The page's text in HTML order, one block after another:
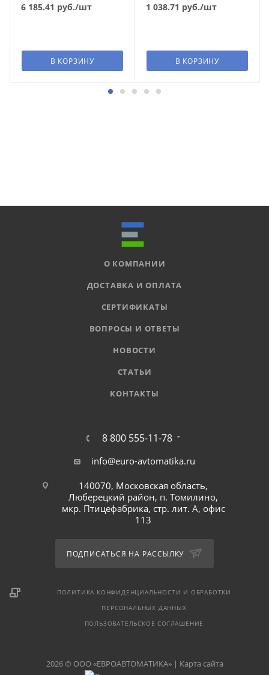
6 185.41 руб./шт
В КОРЗИНУ
1 038.71 руб./шт
В КОРЗИНУ
О КОМПАНИИ
ДОСТАВКА И ОПЛАТА
СЕРТИФИКАТЫ
ВОПРОСЫ И ОТВЕТЫ
НОВОСТИ
СТАТЬИ
КОНТАКТЫ
8 800 555-11-78
info@euro-avtomatika.ru
140070, Московская область,
Люберецкий район, п. Томилино,
мкр. Птицефабрика, стр. лит. А, офис
113
ПОДПИСАТЬСЯ НА РАССЫЛКУ
ПОЛИТИКА КОНФИДЕНЦИАЛЬНОСТИ И ОБРАБОТКИ
ПЕРСОНАЛЬНЫХ ДАННЫХ
ПОЛЬЗОВАТЕЛЬСКОЕ СОГЛАШЕНИЕ
2026 © ООО «ЕВРОАВТОМАТИКА» | Карта сайта